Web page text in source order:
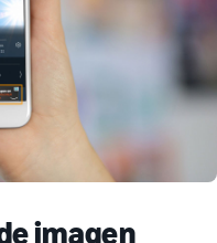
imagen